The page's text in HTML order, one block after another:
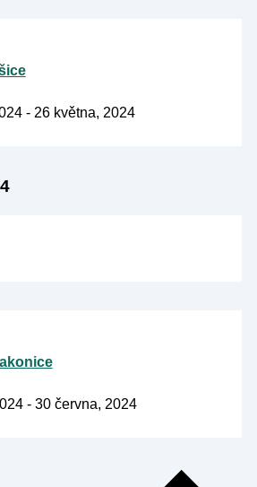
- 26 května, 2024
- 30 června, 2024